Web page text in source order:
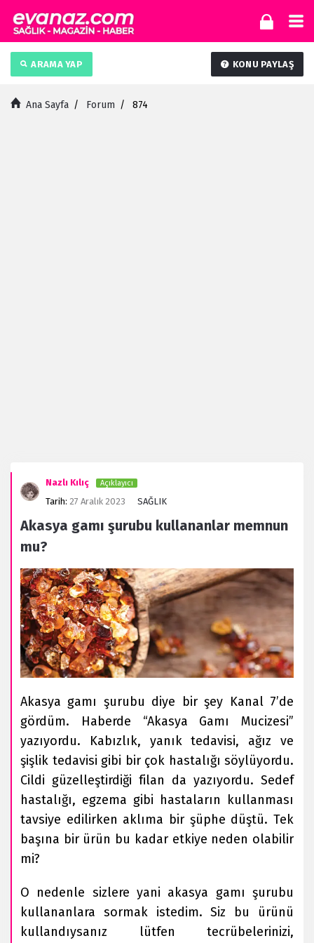
ARAMA YAP KONU PAYLAŞ
Ana Sayfa / Forum / 874
Evanaz.com
Latest
Forum
Nazlı Kılıç Açıklayıcı
Tarih: 27 Aralık 2023 SAĞLIK
Akasya gamı şurubu kullananlar memnun
mu?
Akasya gamı şurubu diye bir şey Kanal 7’de
gördüm. Haberde “Akasya Gamı Mucizesi”
yazıyordu. Kabızlık, yanık tedavisi, ağız ve
şişlik tedavisi gibi bir çok hastalığı söylüyordu.
Cildi güzelleştirdiği filan da yazıyordu. Sedef
hastalığı, egzema gibi hastaların kullanması
tavsiye edilirken aklıma bir şüphe düştü. Tek
başına bir ürün bu kadar etkiye neden olabilir
mi?
O nedenle sizlere yani akasya gamı şurubu
kullananlara sormak istedim. Siz bu ürünü
kullandıysanız lütfen tecrübelerinizi,